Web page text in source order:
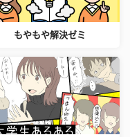
もやもや解決ゼミ